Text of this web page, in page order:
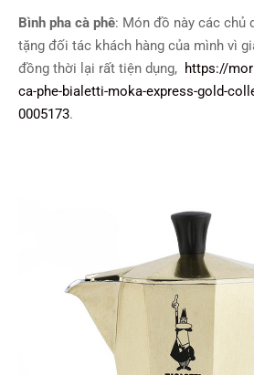
Bình pha cà phê: Món đồ này các chủ
tặng đối tác khách hàng của mình vì
đồng thời lại rất tiện dụng, https://
ca-phe-bialetti-moka-express-gold-
0005173.